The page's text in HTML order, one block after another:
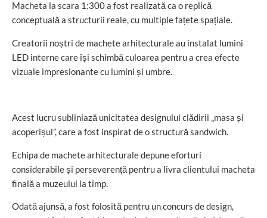
Macheta la scara 1:300 a fost realizată ca o replică
conceptuală a structurii reale, cu multiple fațete spațiale.
Creatorii noștri de machete arhitecturale au instalat lumini
LED interne care își schimbă culoarea pentru a crea efecte
vizuale impresionante cu lumini și umbre.
Acest lucru subliniază unicitatea designului clădirii „masa și
acoperișul”, care a fost inspirat de o structură sandwich.
Echipa de machete arhitecturale depune eforturi
considerabile și perseverență pentru a livra clientului macheta
finală a muzeului la timp.
Odată ajunsă, a fost folosită pentru un concurs de design,